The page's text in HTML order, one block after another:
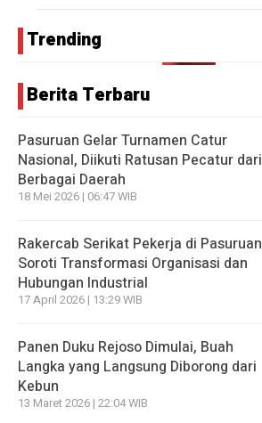
Trending
Berita Terbaru
Pasuruan Gelar Turnamen Catur
Nasional, Diikuti Ratusan Pecatur dari
Berbagai Daerah
18 Mei 2026 | 06:47 WIB
Rakercab Serikat Pekerja di Pasuruan
Soroti Transformasi Organisasi dan
Hubungan Industrial
17 April 2026 | 13:29 WIB
Panen Duku Rejoso Dimulai, Buah
Langka yang Langsung Diborong dari
Kebun
13 Maret 2026 | 22:04 WIB